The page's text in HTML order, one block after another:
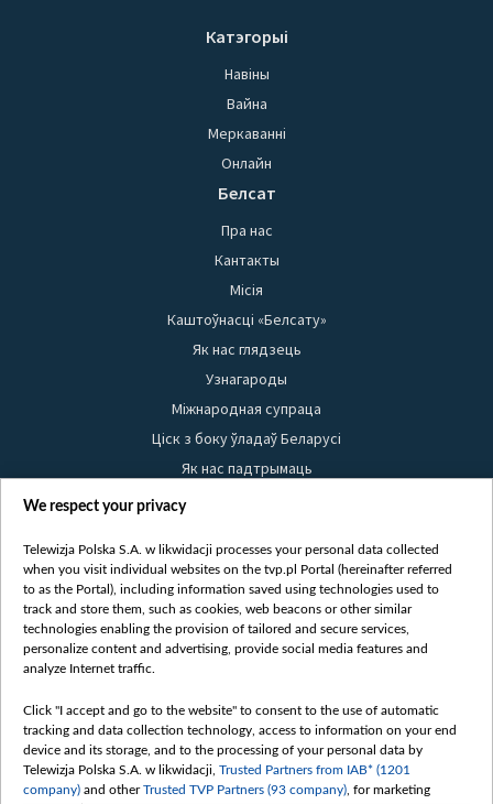
Катэгорыі
Навіны
Вайна
Меркаванні
Онлайн
Белсат
Пра нас
Кантакты
Місія
Каштоўнасці «Белсату»
Як нас глядзець
Узнагароды
Міжнародная супраца
Ціск з боку ўладаў Беларусі
Як нас падтрымаць
Правілы выкарыстання матэрыялаў
Бяспека
Youtube
Белсат news
Белсат Shorts
Жэстачайшы мульт
Belsat English
Biełsat PL
We respect your privacy
Telewizja Polska S.A. w likwidacji processes your personal data collected
when you visit individual websites on the tvp.pl Portal (hereinafter referred
to as the Portal), including information saved using technologies used to
track and store them, such as cookies, web beacons or other similar
technologies enabling the provision of tailored and secure services,
personalize content and advertising, provide social media features and
analyze Internet traffic.
Click "I accept and go to the website" to consent to the use of automatic
tracking and data collection technology, access to information on your end
device and its storage, and to the processing of your personal data by
Telewizja Polska S.A. w likwidacji, Trusted Partners from IAB* (1201
company) and otherTrusted TVP Partners (93 company) , for marketing